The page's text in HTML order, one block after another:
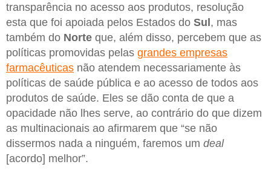
transparência no acesso aos produtos, resolução
esta que foi apoiada pelos Estados do Sul, mas
também do Norte que, além disso, percebem que as
políticas promovidas pelas grandes empresas
farmacêuticas não atendem necessariamente às
políticas de saúde pública e ao acesso de todos aos
produtos de saúde. Eles se dão conta de que a
opacidade não lhes serve, ao contrário do que dizem
as multinacionais ao afirmarem que “se não
dissermos nada a ninguém, faremos um deal
[acordo] melhor”.